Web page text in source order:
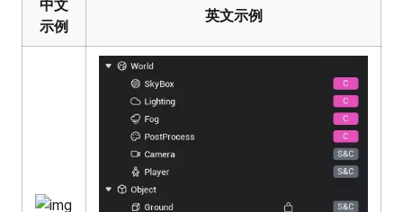
中文
示例
英文示例